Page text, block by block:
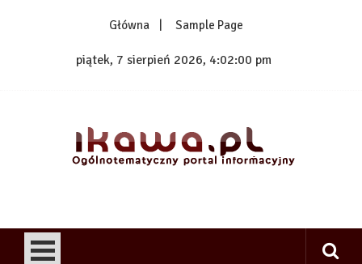
Główna Sample Page
piątek, 7 sierpień 2026, 4:02:01 pm